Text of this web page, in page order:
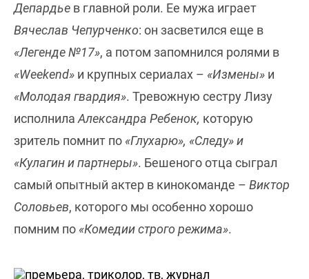
Депардье в главной роли. Ее мужа играет
Вячеслав Чепурченко: он засветился еще в
«Легенде №17», а потом запомнился ролями в
«Weekend» и крупных сериалах – «Измены» и
«Молодая гвардия». Тревожную сестру Лизу
исполнилаАлександра Ребенок, которую
зритель помнит по «Глухарю», «Следу» и
«Кулагин и партнеры». Бешеного отца сыграл
самый опытный актер в кинокоманде – Виктор
Соловьев, которого мы особенно хорошо
помним по «Комедии строго режима».